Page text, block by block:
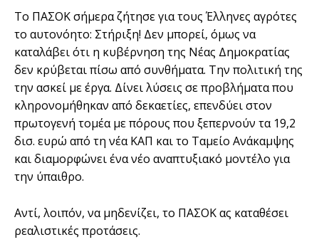
Το ΠΑΣΟΚ σήμερα ζήτησε για τους Έλληνες αγρότες
το αυτονόητο: Στήριξη! Δεν μπορεί, όμως να
καταλάβει ότι η κυβέρνηση της Νέας Δημοκρατίας
δεν κρύβεται πίσω από συνθήματα. Την πολιτική της
την ασκεί με έργα. Δίνει λύσεις σε προβλήματα που
κληρονομήθηκαν από δεκαετίες, επενδύει στον
πρωτογενή τομέα με πόρους που ξεπερνούν τα 19,2
δισ. ευρώ από τη νέα ΚΑΠ και το Ταμείο Ανάκαμψης
και διαμορφώνει ένα νέο αναπτυξιακό μοντέλο για
την ύπαιθρο.
Αντί, λοιπόν, να μηδενίζει, το ΠΑΣΟΚ ας καταθέσει
ρεαλιστικές προτάσεις.